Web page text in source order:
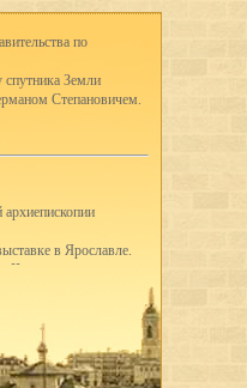
по
Земли
Степановичем.
в Ярославле.
ступени, открылись
3 семилетки и 12